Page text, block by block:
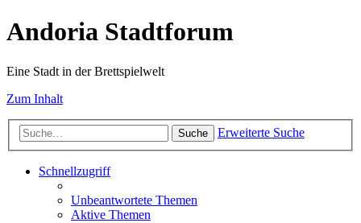
Andoria Stadtforum
Eine Stadt in der Brettspielwelt
Zum Inhalt
Suche Erweiterte Suche
Schnellzugriff
Unbeantwortete Themen
Aktive Themen